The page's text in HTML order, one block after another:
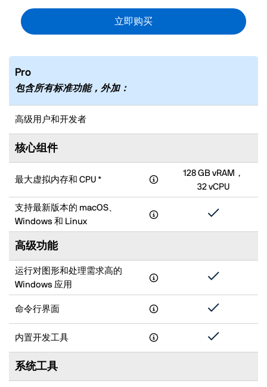
立即购买
Pro
包含所有标准功能，外加：
高级用户和开发者
核心组件
最大虚拟内存和 CPU *
128 GB vRAM，
32 vCPU
支持最新版本的 macOS、
Windows 和 Linux
高级功能
运行对图形和处理需求高的
Windows 应用
命令行界面
内置开发工具
系统工具